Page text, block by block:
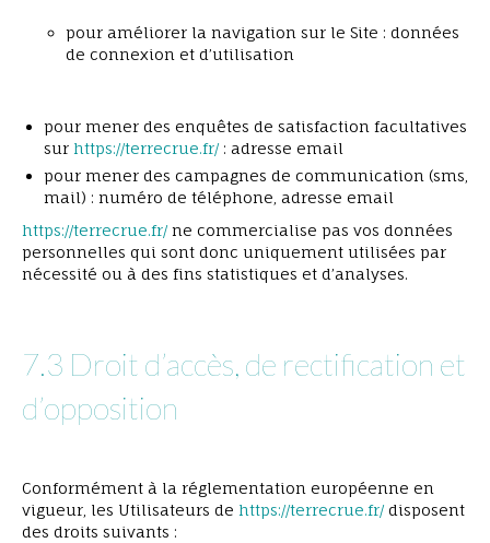
pour améliorer la navigation sur le Site : données
de connexion et d’utilisation
pour mener des enquêtes de satisfaction facultatives
sur https://terrecrue.fr/: adresse email
pour mener des campagnes de communication (sms,
mail) : numéro de téléphone, adresse email
https://terrecrue.fr/ne commercialise pas vos données
personnelles qui sont donc uniquement utilisées par
nécessité ou à des fins statistiques et d’analyses.
7.3 Droit d’accès, de rectification et
d’opposition
Conformément à la réglementation européenne en
vigueur, les Utilisateurs de https://terrecrue.fr/disposent
des droits suivants :